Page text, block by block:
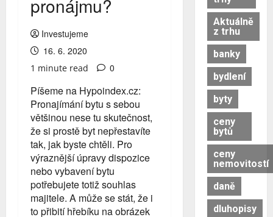
pronájmu?
Investujeme
16. 6. 2020
1 minute read 0
Píšeme na Hypoindex.cz:
Pronajímání bytu s sebou
většinou nese tu skutečnost,
že si prostě byt nepřestavíte
tak, jak byste chtěli. Pro
výraznější úpravy dispozice
nebo vybavení bytu
potřebujete totiž souhlas
majitele. A může se stát, že i
to přibití hřebíku na obrázek
Aktuálně
z trhu
banky
bydlení
byty
ceny
bytů
ceny
nemovitostí
daně
dluhopisy